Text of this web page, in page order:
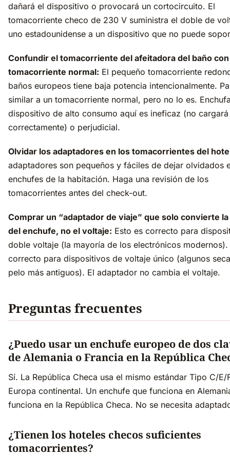
dañará el dispositivo o provocará un cortocircuito. El
tomacorriente checo de 230 V suministra el doble de
uno estadounidense a un dispositivo que no puede
Confundir el tomacorriente del afeitadora del baño
tomacorriente normal: El pequeño tomacorriente
baños europeos tiene baja potencia intencionalmente.
similar a un tomacorriente normal, pero no lo es.
dispositivo de alto consumo aquí es ineficaz (no cargará
correctamente) o perjudicial.
Olvidar los adaptadores en los tomacorrientes del
adaptadores son pequeños y fáciles de dejar olvidados
enchufes de la habitación. Haga una revisión de los
tomacorrientes antes del check-out.
Comprar un “adaptador de viaje” que solo convierte
del enchufe, no el voltaje: Esto es correcto para
doble voltaje (la mayoría de los electrónicos modernos).
correcto para dispositivos de voltaje único (algunos
pelo más antiguos). El adaptador no cambia el voltaje.
Preguntas frecuentes
¿Puedo usar un enchufe europeo de dos
de Alemania o Francia en la República
Sí. La República Checa usa el mismo estándar Tipo C/E/
Europa continental. Un enchufe que funciona en
funciona en la República Checa. No se necesita
¿Tienen los hoteles checos suficientes
tomacorrientes?